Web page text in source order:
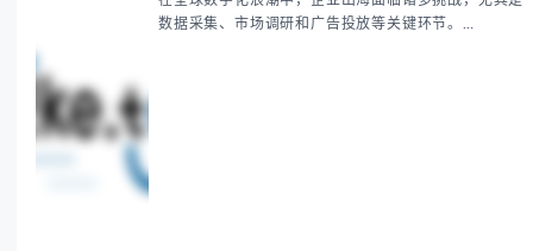
数据采集、市场调研和广告投放等关键环节。